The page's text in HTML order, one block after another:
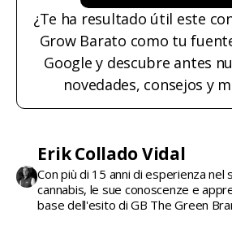
¿Te ha resultado útil este
Grow Barato como tu
Google y descubre antes
novedades, consejos y
Erik Collado Vidal
Con più di 15 anni di esperienza nel
cannabis, le sue conoscenze e
base dell'esito di GB The Green